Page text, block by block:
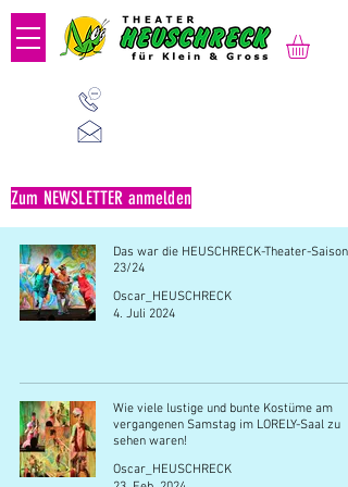
Zum NEWSLETTER anmelden
Das war die HEUSCHRECK-Theater-Saison
23/24
Oscar_HEUSCHRECK
4. Juli 2024
Wie viele lustige und bunte Kostüme am
vergangenen Samstag im LORELY-Saal zu
sehen waren!
Oscar_HEUSCHRECK